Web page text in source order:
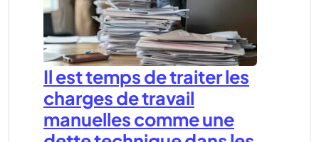
Il est temps de traiter les
charges de travail
manuelles comme une